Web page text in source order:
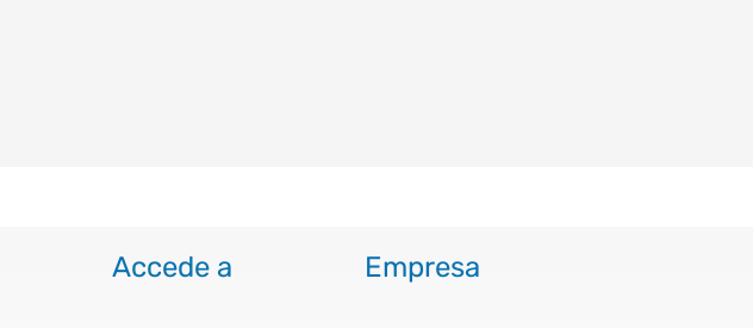
Accede a Empresa